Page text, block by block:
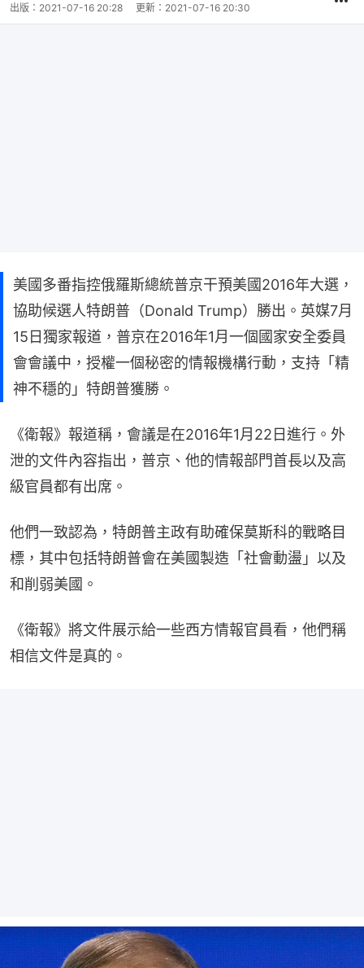
出版： 2021-07-16 20:28 更新： 2021-07-16 20:30
美國多番指控俄羅斯總統普京干預美國2016年大選，
協助候選人特朗普（Donald Trump）勝出。英媒7月
15日獨家報道，普京在2016年1月一個國家安全委員
會會議中，授權一個秘密的情報機構行動，支持「精
神不穩的」特朗普獲勝。
《衛報》報道稱，會議是在2016年1月22日進行。外
泄的文件內容指出，普京、他的情報部門首長以及高
級官員都有出席。
他們一致認為，特朗普主政有助確保莫斯科的戰略目
標，其中包括特朗普會在美國製造「社會動盪」以及
和削弱美國。
《衛報》將文件展示給一些西方情報官員看，他們稱
相信文件是真的。